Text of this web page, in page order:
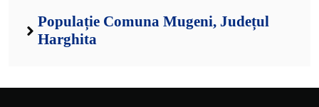
Populație Comuna Mugeni, Județul
Harghita